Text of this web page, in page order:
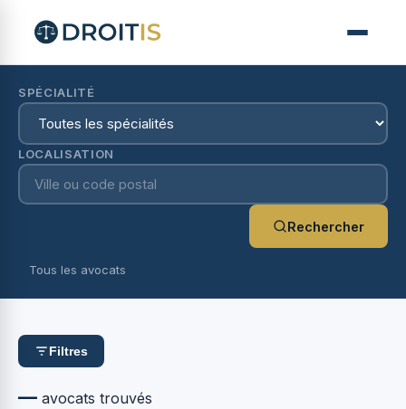
SPÉCIALITÉ
LOCALISATION
Rechercher
Tous les avocats
Filtres
— avocats trouvés